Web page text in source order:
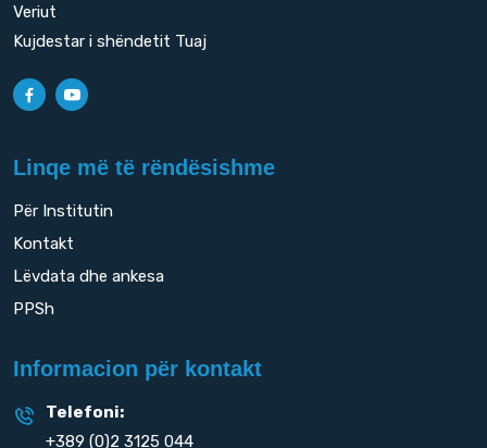
Veriut
Kujdestar i shëndetit Tuaj
Linqe më të rëndësishme
Për Institutin
Kontakt
Lëvdata dhe ankesa
PPSh
Informacion për kontakt
Telefoni:
+389 (0)2 3125 044